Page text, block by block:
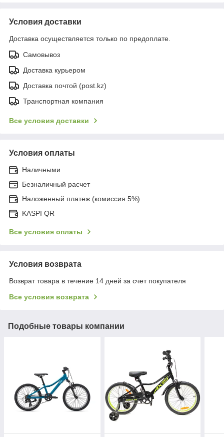
Условия доставки
Доставка осуществляется только по предоплате.
Самовывоз
Доставка курьером
Доставка почтой (post.kz)
Транспортная компания
Все условия доставки
Условия оплаты
Наличными
Безналичный расчет
Наложенный платеж (комиссия 5%)
KASPI QR
Все условия оплаты
Условия возврата
Возврат товара в течение 14 дней за счет покупателя
Все условия возврата
Подобные товары компании